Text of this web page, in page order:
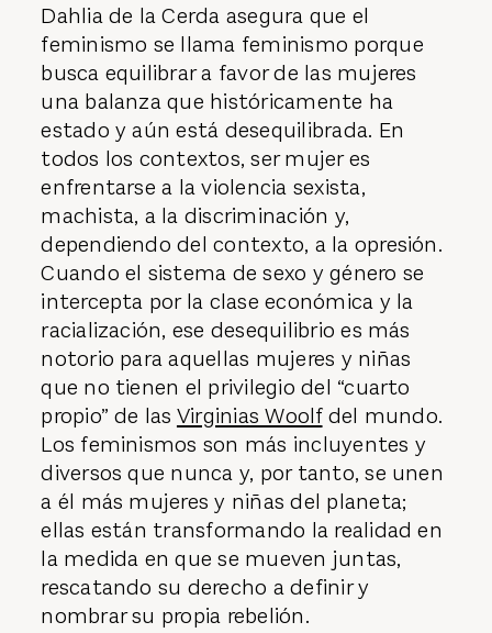
Dahlia de la Cerda asegura que el
feminismo se llama feminismo porque
busca equilibrar a favor de las mujeres
una balanza que históricamente ha
estado y aún está desequilibrada. En
todos los contextos, ser mujer es
enfrentarse a la violencia sexista,
machista, a la discriminación y,
dependiendo del contexto, a la opresión.
Cuando el sistema de sexo y género se
intercepta por la clase económica y la
racialización, ese desequilibrio es más
notorio para aquellas mujeres y niñas
que no tienen el privilegio del “cuarto
propio” de las Virginias Woolfdel mundo.
Los feminismos son más incluyentes y
diversos que nunca y, por tanto, se unen
a él más mujeres y niñas del planeta;
ellas están transformando la realidad en
la medida en que se mueven juntas,
rescatando su derecho a definir y
nombrar su propia rebelión.